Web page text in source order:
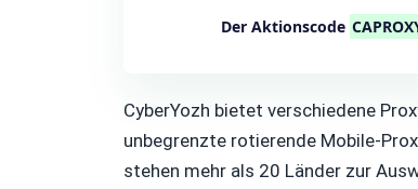
Der Aktionscode
CyberYozh bietet verschiedene
unbegrenzte rotierende Mobile-
stehen mehr als 20 Länder zur